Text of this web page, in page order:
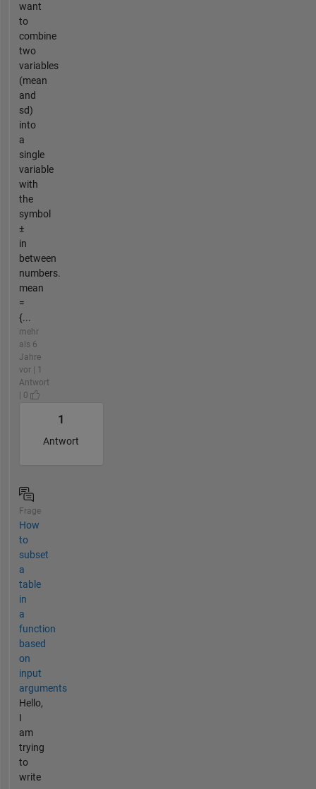
want
to
combine
two
variables
(mean
and
sd)
into
a
single
variable
with
the
symbol
±
in
between
numbers.
mean
=
{...
mehr
als 6
Jahre
vor | 1
Antwort
| 0
1
Antwort
Frage
How
to
subset
a
table
in
a
function
based
on
input
arguments
Hello,
I
am
trying
to
write